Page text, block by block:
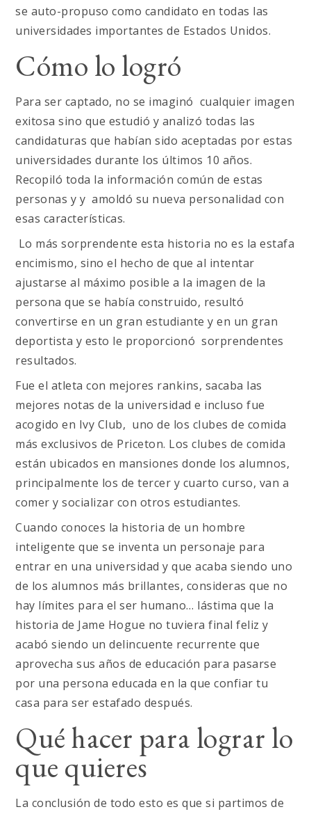
se auto-propuso como candidato en todas las
universidades importantes de Estados Unidos.
Cómo lo logró
Para ser captado, no se imaginó cualquier imagen
exitosa sino que estudió y analizó todas las
candidaturas que habían sido aceptadas por estas
universidades durante los últimos 10 años.
Recopiló toda la información común de estas
personas y y amoldó su nueva personalidad con
esas características.
Lo más sorprendente esta historia no es la estafa
encimismo, sino el hecho de que al intentar
ajustarse al máximo posible a la imagen de la
persona que se había construido, resultó
convertirse en un gran estudiante y en un gran
deportista y esto le proporcionó sorprendentes
resultados.
Fue el atleta con mejores rankins, sacaba las
mejores notas de la universidad e incluso fue
acogido en Ivy Club, uno de los clubes de comida
más exclusivos de Priceton. Los clubes de comida
están ubicados en mansiones donde los alumnos,
principalmente los de tercer y cuarto curso, van a
comer y socializar con otros estudiantes.
Cuando conoces la historia de un hombre
inteligente que se inventa un personaje para
entrar en una universidad y que acaba siendo uno
de los alumnos más brillantes, consideras que no
hay límites para el ser humano… lástima que la
historia de Jame Hogue no tuviera final feliz y
acabó siendo un delincuente recurrente que
aprovecha sus años de educación para pasarse
por una persona educada en la que confiar tu
casa para ser estafado después.
Qué hacer para lograr lo
que quieres
La conclusión de todo esto es que si partimos de